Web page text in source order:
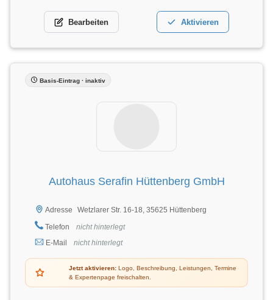
Bearbeiten Aktivieren
Basis-Eintrag · inaktiv
Autohaus Serafin Hüttenberg GmbH
Adresse
Wetzlarer Str. 16-18, 35625 Hüttenberg
Telefon
nicht hinterlegt
E-Mail
nicht hinterlegt
Jetzt aktivieren: Logo, Beschreibung, Leistungen, Termine
& Expertenpage freischalten.